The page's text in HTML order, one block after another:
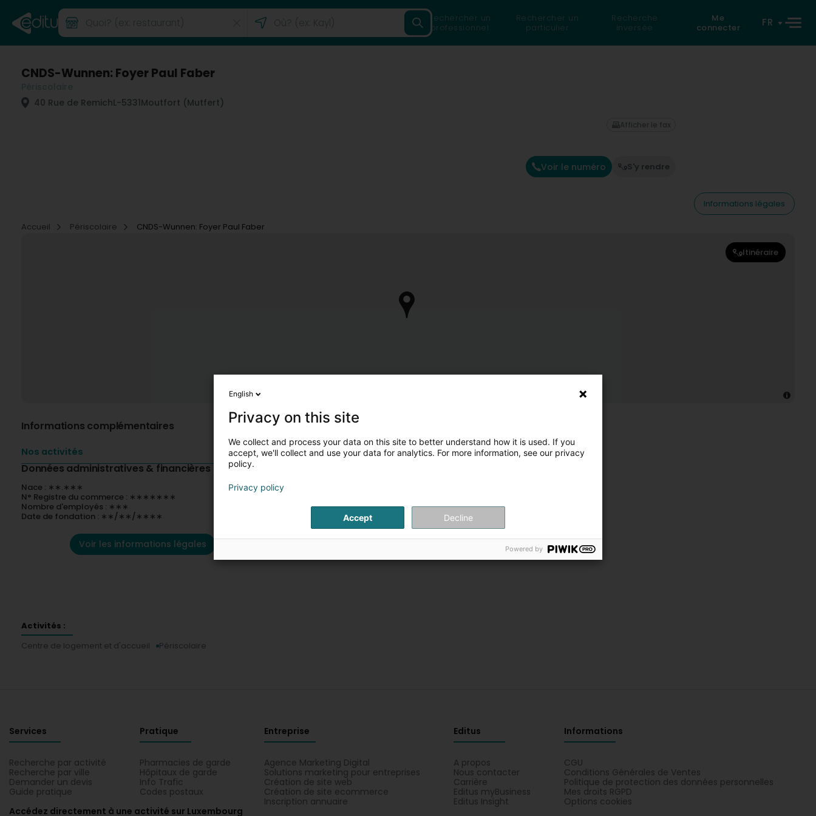
Rechercher un
professionnel
Rechercher un
particulier
Recherche
inversée
Me
connecter
FR
CNDS-Wunnen: Foyer Paul Faber
40 Rue de RemichL-5331Moutfort (Mutfert)
Voir le numéro S'y rendre
Afficher le fax
Informations légales
Accueil
Périscolaire CNDS-Wunnen: Foyer Paul Faber
Itinéraire
Informations complémentaires
Nos activités
Données administratives & financières
Nace : ∗∗.∗∗∗
N° Registre du commerce : ∗∗∗∗∗∗∗
Nombre d'employés : ∗∗∗
Date de fondation : ∗∗/∗∗/∗∗∗∗
Voir les informations légales
Activités :
Centre de logement et d'accueil
Périscolaire
Services
Recherche par activité
Recherche par ville
Demander un devis
Guide pratique
Pratique
Pharmacies de garde
Hôpitaux de garde
Info Trafic
Codes postaux
Entreprise
Agence Marketing Digital
Solutions marketing pour entreprises
Création de site web
Création de site ecommerce
Inscription annuaire
Editus
A propos
Nous contacter
Carrière
Editus myBusiness
Editus Insight
Informations
CGU
Conditions Générales de Ventes
Politique de protection des données personnelles
Mes droits RGPD
Options cookies
Accédez directement à une activité sur Luxembourg
English
Privacy on this site
We collect and process your data on this site to better understand how it is used. If you
accept, we'll collect and use your data for analytics. For more information, see our privacy
policy.
Privacy policy
Accept Decline
Powered by